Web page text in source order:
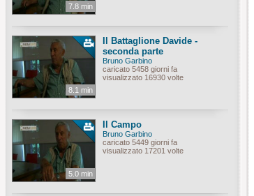
7.8 min
8.1 min
Il Battaglione Davide -
seconda parte
Bruno Garbino
caricato 5458 giorni fa
visualizzato 16930 volte
5.0 min
Il Campo
Bruno Garbino
caricato 5449 giorni fa
visualizzato 17201 volte